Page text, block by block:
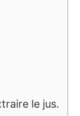
le jus.